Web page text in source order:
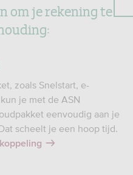
om je rekening te
zoals Snelstart, e-
je met de ASN
eenvoudig aan je
scheelt je een hoop tijd.